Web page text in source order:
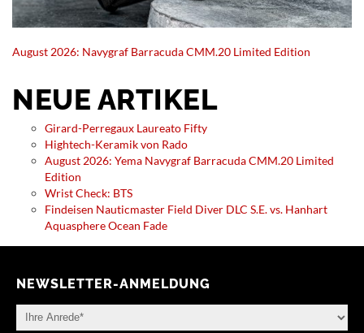
August 2026: Navygraf Barracuda CMM.20 Limited Edition
NEUE ARTIKEL
Girard-Perregaux Laureato Fifty
Hightech-Keramik von Rado
August 2026: Yema Navygraf Barracuda CMM.20 Limited
Edition
Wrist Check: BTS
Findeisen Nauticmaster Field Diver DLC S.E. vs. Hanhart
Aquasphere Ocean Fade
NEWSLETTER-ANMELDUNG